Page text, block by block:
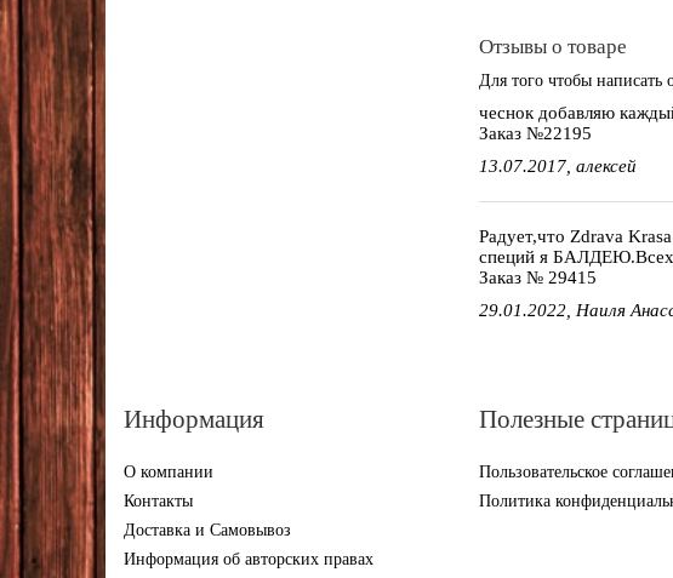
Отзывы о товаре
Для того чтобы написать
чеснок добавляю
Заказ №22195
13.07.2017, алексей
Радует,что Zdrava
специй я БАЛДЕЮ.Всех
Заказ № 29415
29.01.2022, Наиля
Информация
О компании
Контакты
Доставка и Самовывоз
Информация об авторских правах
Полезные
Пользовательское
Политика